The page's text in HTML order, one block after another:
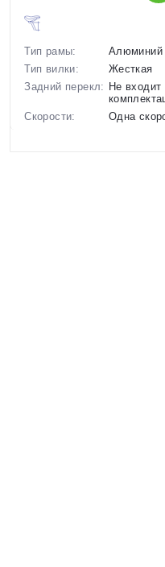
Тип рамы:
Алюминий
Тип вилки:
Жесткая
Задний перекл: Не входит
Скорости:
Одна